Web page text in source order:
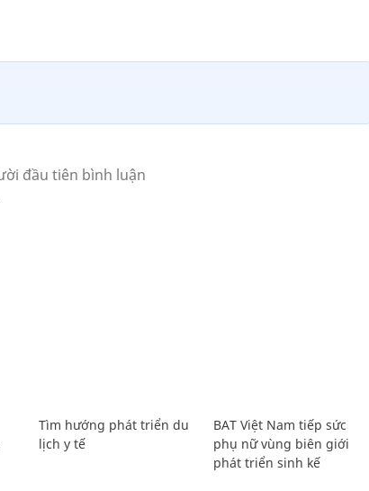
Tìm hướng phát triển du
lịch y tế
BAT Việt Nam tiếp sức
phụ nữ vùng biên giới
phát triển sinh kế